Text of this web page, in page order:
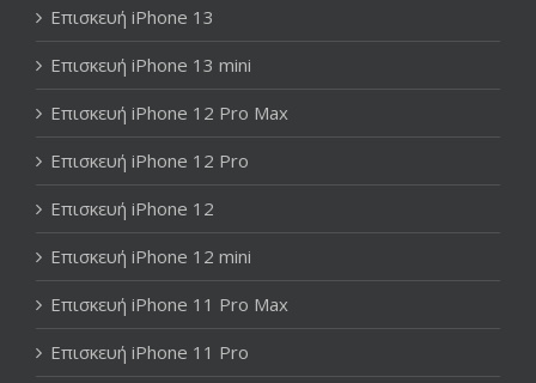
Επισκευή iPhone 13
Επισκευή iPhone 13 mini
Επισκευή iPhone 12 Pro Max
Επισκευή iPhone 12 Pro
Επισκευή iPhone 12
Επισκευή iPhone 12 mini
Επισκευή iPhone 11 Pro Max
Επισκευή iPhone 11 Pro